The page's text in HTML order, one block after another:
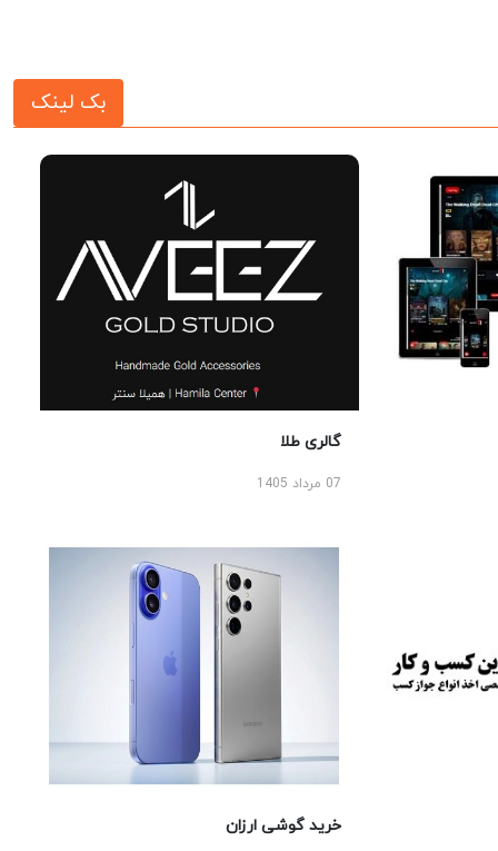
بک لینک
گالری طلا
07 مرداد 1405
خرید گوشی ارزان